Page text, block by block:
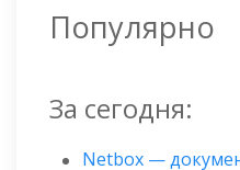
Популярно
За сегодня:
Netbox —